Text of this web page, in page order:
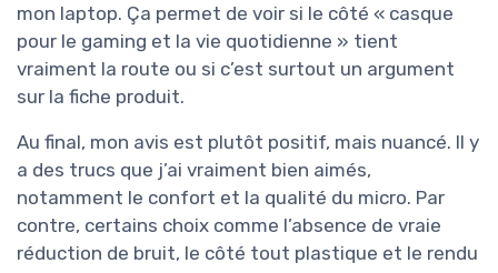
mon laptop. Ça permet de voir si le côté « casque
pour le gaming et la vie quotidienne » tient
vraiment la route ou si c’est surtout un argument
sur la fiche produit.
Au final, mon avis est plutôt positif, mais nuancé. Il y
a des trucs que j’ai vraiment bien aimés,
notamment le confort et la qualité du micro. Par
contre, certains choix comme l’absence de vraie
réduction de bruit, le côté tout plastique et le rendu